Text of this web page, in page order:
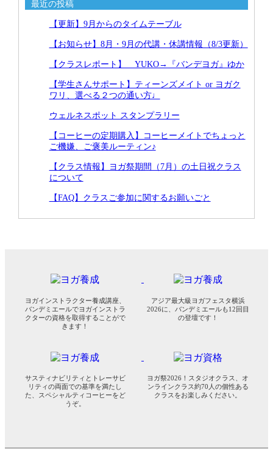
最近の投稿
【更新】9月からのタイムテーブル
【お知らせ】8月・9月の代講・休講情報（8/3更新）
【クラスレポート】 YUKO→『バンデヨガ』ゆか
【学生さんサポート】ティーンズメイト or ヨガク
ワリ、選べる２つの通い方♩
ウェルネスポット スタンプラリー
【コーヒーの定期購入】コーヒーメイトでちょっと
ご機嫌、ご褒美ルーティン♪
【クラス情報】ヨガ祭期間（7月）の土日祝クラス
について
【FAQ】クラスご参加に関するお願いごと
ヨガインストラクター養成講座、
バンデミエールでヨガインストラ
クターの資格を取得することがで
きます！
アジア最大級ヨガフェスタ横浜
2026に、バンデミエールも12回目
の登壇です！
サスティナビリティとトレーサビ
リティの両面での基準を満たし
た、スペシャルティコーヒーをど
うぞ。
ヨガ祭2026！スタジオクラス、オ
ンラインクラス約70人の個性ある
クラスをお楽しみください。